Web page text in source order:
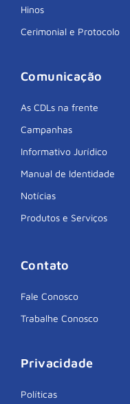
Hinos
Cerimonial e Protocolo
Comunicação
As CDLs na frente
Campanhas
Informativo Jurídico
Manual de Identidade
Notícias
Produtos e Serviços
Contato
Fale Conosco
Trabalhe Conosco
Privacidade
Políticas